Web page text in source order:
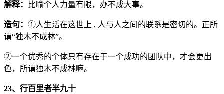
解释： 比喻个人力量有限，办不成大事。
造句： ①人生活在这世上 , 人与人之间的联系是密切的。正所
谓“独木不成林”。
②一个优秀的个体只有存在于一个成功的团队中，才会更出
色，所谓独木不成林嘛。
23、行百里者半九十